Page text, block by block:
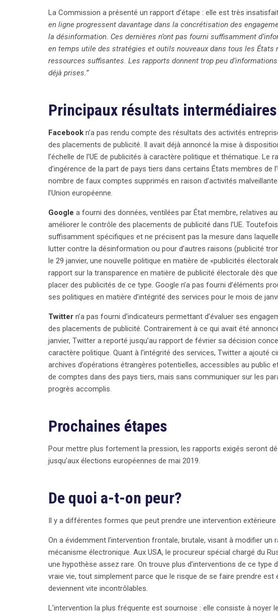
La Commission a présenté un rapport d’étape : elle est très
en ligne progressent davantage dans la concrétisation des
la désinformation. Ces dernières n’ont pas fourni suffisamment
en temps utile des stratégies et outils nouveaux dans tous les États
ressources suffisantes. Les rapports donnent trop peu
déjà prises.”
Principaux résultats intermédiaires
Facebook n’a pas rendu compte des résultats des activités
des placements de publicité. Il avait déjà annoncé la mise à
l’échelle de l’UE de publicités à caractère politique et thématique. Le
d’ingérence de la part de pays tiers dans certains États membres de
nombre de faux comptes supprimés en raison d’activités
l’Union européenne.
Google a fourni des données, ventilées par État membre, relatives
améliorer le contrôle des placements de publicité dans l’UE.
suffisamment spécifiques et ne précisent pas la mesure dans
lutter contre la désinformation ou pour d’autres raisons (publicité
le 29 janvier, une nouvelle politique en matière de «publicités
rapport sur la transparence en matière de publicité électorale dès
placer des publicités de ce type. Google n’a pas fourni d’éléments
ses politiques en matière d’intégrité des services pour le mois de
Twitter n’a pas fourni d’indicateurs permettant d’évaluer ses
des placements de publicité. Contrairement à ce qui avait été
janvier, Twitter a reporté jusqu’au rapport de février sa décision
caractère politique. Quant à l’intégrité des services, Twitter a ajouté
archives d’opérations étrangères potentielles, accessibles au public
de comptes dans des pays tiers, mais sans communiquer sur les
progrès accomplis.
Prochaines étapes
Pour mettre plus fortement la pression, les rapports exigés seront
jusqu’aux élections européennes de mai 2019.
De quoi a-t-on peur?
Il y a différentes formes que peut prendre une intervention
On a évidemment l’intervention frontale, brutale, visant à modifier un
mécanisme électronique. Aux USA, le procureur spécial chargé du
une hypothèse assez rare. On trouve plus d’interventions de ce type
vraie vie, tout simplement parce que le risque de se faire prendre est
deviennent vite incontrôlables.
L’intervention la plus fréquente est sournoise : elle consiste à noyer
search